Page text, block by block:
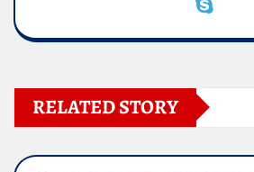
RELATED STORY